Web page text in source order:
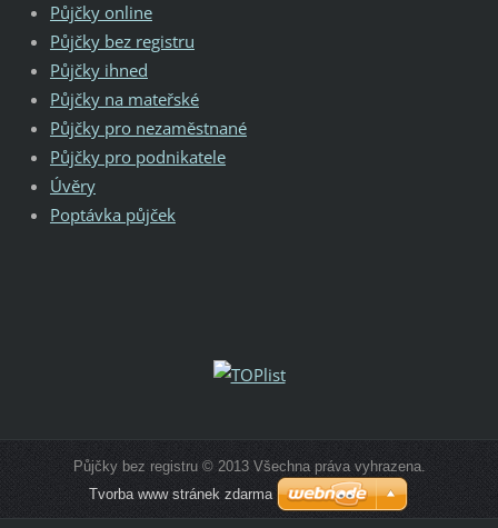
Půjčky online
Půjčky bez registru
Půjčky ihned
Půjčky na mateřské
Půjčky pro nezaměstnané
Půjčky pro podnikatele
Úvěry
Poptávka půjček
Půjčky bez registru © 2013 Všechna práva vyhrazena.
Tvorba www stránek zdarma